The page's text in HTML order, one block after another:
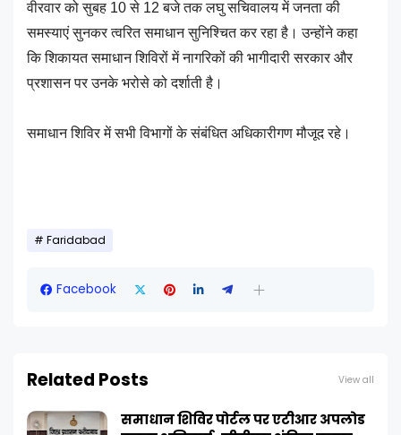
वीरवार को सुबह 10 से 12 बजे तक लघु सचिवालय में जनता की
समस्याएं सुनकर त्वरित समाधान सुनिश्चित कर रहा है। उन्होंने कहा
कि शिकायत समाधान शिविरों में नागरिकों की भागीदारी सरकार और
प्रशासन पर उनके भरोसे को दर्शाती है।
समाधान शिविर में सभी विभागों के संबंधित अधिकारीगण मौजूद रहे।
Faridabad
Facebook
Related Posts View all
समाधान शिविर पोर्टल पर एटीआर अपलोड